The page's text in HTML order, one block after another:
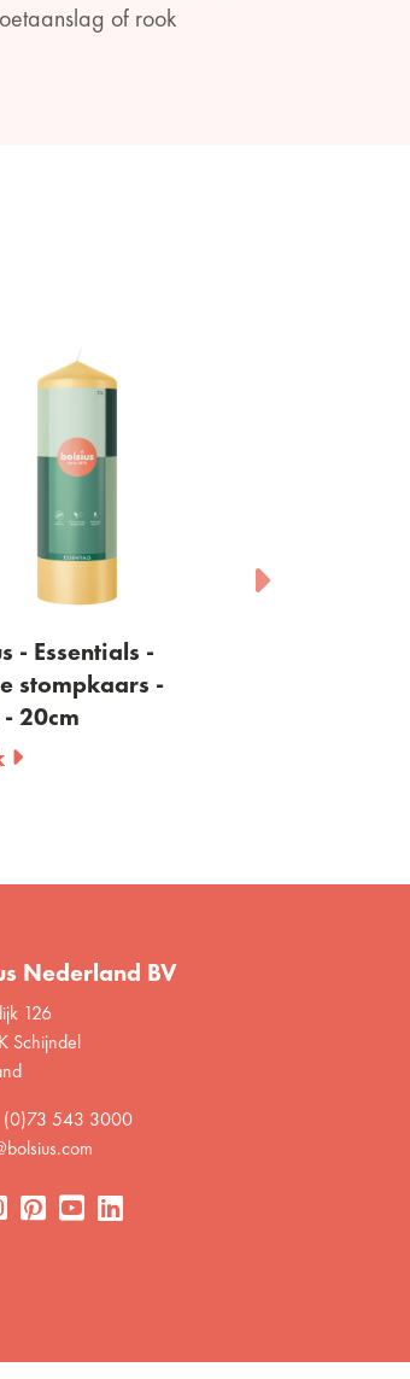
of rook
- Essentials -
stompkaars -
20cm
Nederland BV
126
Schijndel
(0)73 543 3000